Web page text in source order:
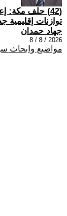
(42) حلف مكة:
توازنات إقليمية
جهاد حمدان
2026 / 8 / 8
مواضيع وابحاث